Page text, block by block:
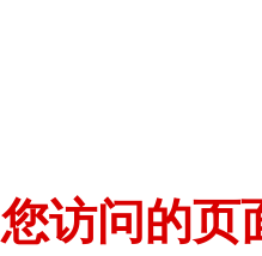
您访问的页